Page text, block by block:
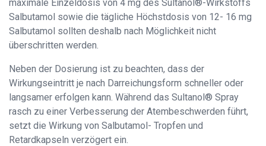
maximale Einzeldosis von 4 mg des Sultanol®-Wirkstoffs
Salbutamol sowie die tägliche Höchstdosis von 12- 16 mg
Salbutamol sollten deshalb nach Möglichkeit nicht
überschritten werden.
Neben der Dosierung ist zu beachten, dass der
Wirkungseintritt je nach Darreichungsform schneller oder
langsamer erfolgen kann. Während das Sultanol® Spray
rasch zu einer Verbesserung der Atembeschwerden führt,
setzt die Wirkung von Salbutamol- Tropfen und
Retardkapseln verzögert ein.